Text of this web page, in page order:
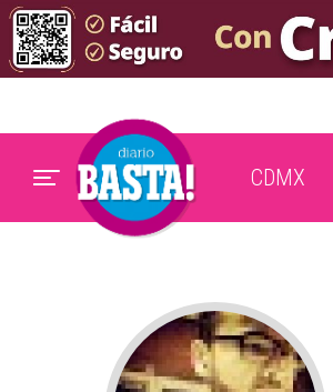
CDMX